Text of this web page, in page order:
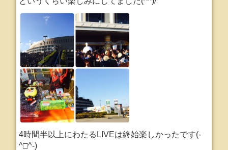
4時間半以上にわたるLIVEは終始楽しかったです(-
^□^-)